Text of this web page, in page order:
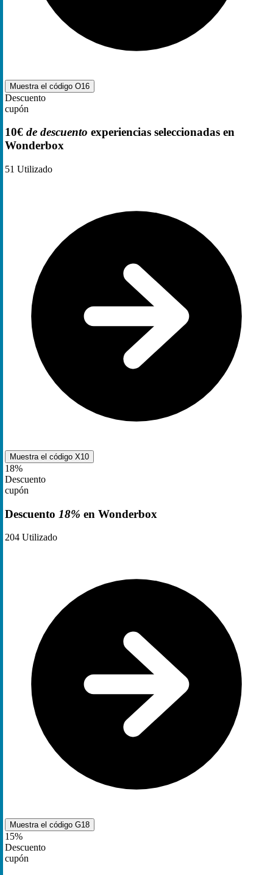
Muestra el código O16
Descuento
cupón
10€ de descuento experiencias seleccionadas en
Wonderbox
51 Utilizado
Muestra el código X10
18%
Descuento
cupón
Descuento 18% en Wonderbox
204 Utilizado
Muestra el código G18
15%
Descuento
cupón